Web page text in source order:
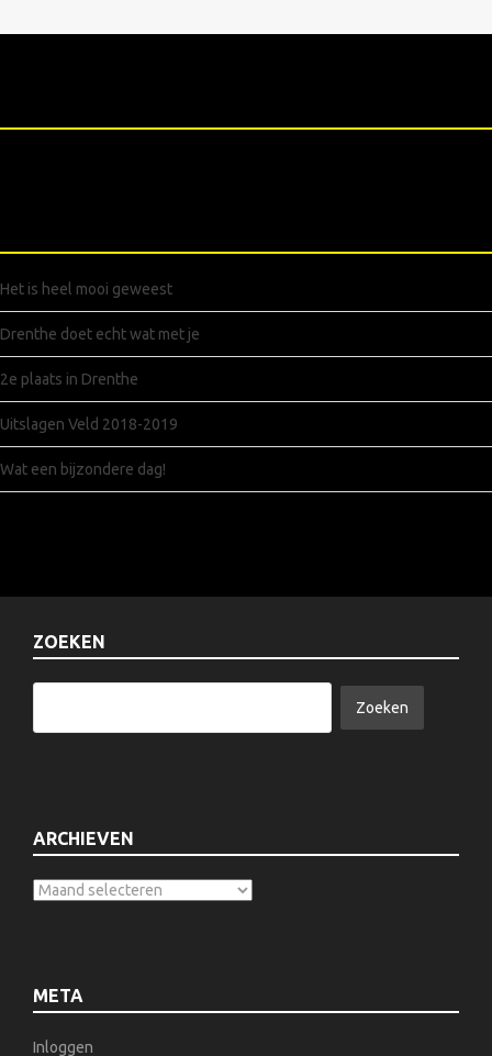
Het is heel mooi geweest
Drenthe doet echt wat met je
2e plaats in Drenthe
Uitslagen Veld 2018-2019
Wat een bijzondere dag!
ZOEKEN
ARCHIEVEN
META
Inloggen